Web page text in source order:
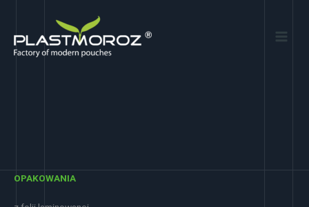
treści
OPAKOWANIA